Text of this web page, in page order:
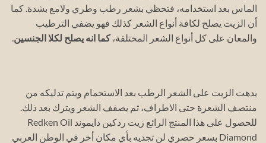
الماس بعد استخدامه، فتحظي بشعر رطب وطري ولامع بشدة. كما
أن الزيت يصلح لكافة أنواع الشعر كذلك فهو يضفي الترطيب
والمعان على كل أنواع الشعر المختلفة،كما انه يصلح لكلا الجنسين.
يدهت الزيت على الشعر الرطب بعد الاستحمام ويتم تدليكه من
منتصف الشعرة حتى الاطراف، ثم يصفف الشعر ويترك بعد ذلك.
للحصول على هذا المنتج الرائع زيت ردكين دايموند Redken Oil
Diamond بسعر حصري لن تجديه بأي مكان أخر في الوطن العربي